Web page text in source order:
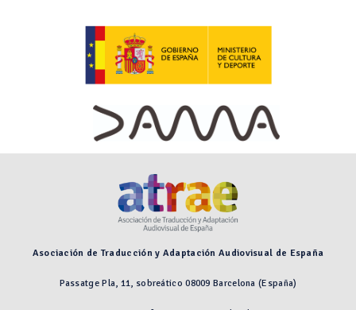
Asociación de Traducción y Adaptación Audiovisual de España
Passatge Pla, 11, sobreático 08009 Barcelona (España)